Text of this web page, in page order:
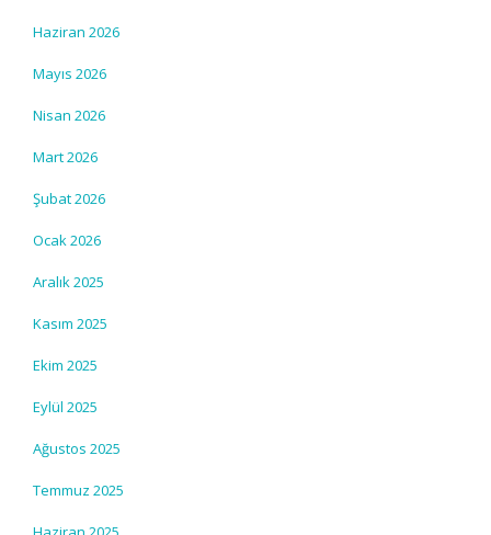
Haziran 2026
Mayıs 2026
Nisan 2026
Mart 2026
Şubat 2026
Ocak 2026
Aralık 2025
Kasım 2025
Ekim 2025
Eylül 2025
Ağustos 2025
Temmuz 2025